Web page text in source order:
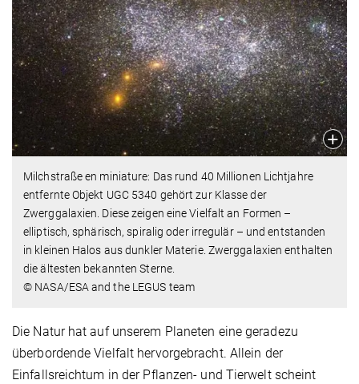
Milchstraße en miniature: Das rund 40 Millionen Lichtjahre
entfernte Objekt UGC 5340 gehört zur Klasse der
Zwerggalaxien. Diese zeigen eine Vielfalt an Formen –
elliptisch, sphärisch, spiralig oder irregulär – und entstanden
in kleinen Halos aus dunkler Materie. Zwerggalaxien enthalten
die ältesten bekannten Sterne.
© NASA/ESA and the LEGUS team
Die Natur hat auf unserem Planeten eine geradezu
überbordende Vielfalt hervorgebracht. Allein der
Einfallsreichtum in der Pflanzen- und Tierwelt scheint